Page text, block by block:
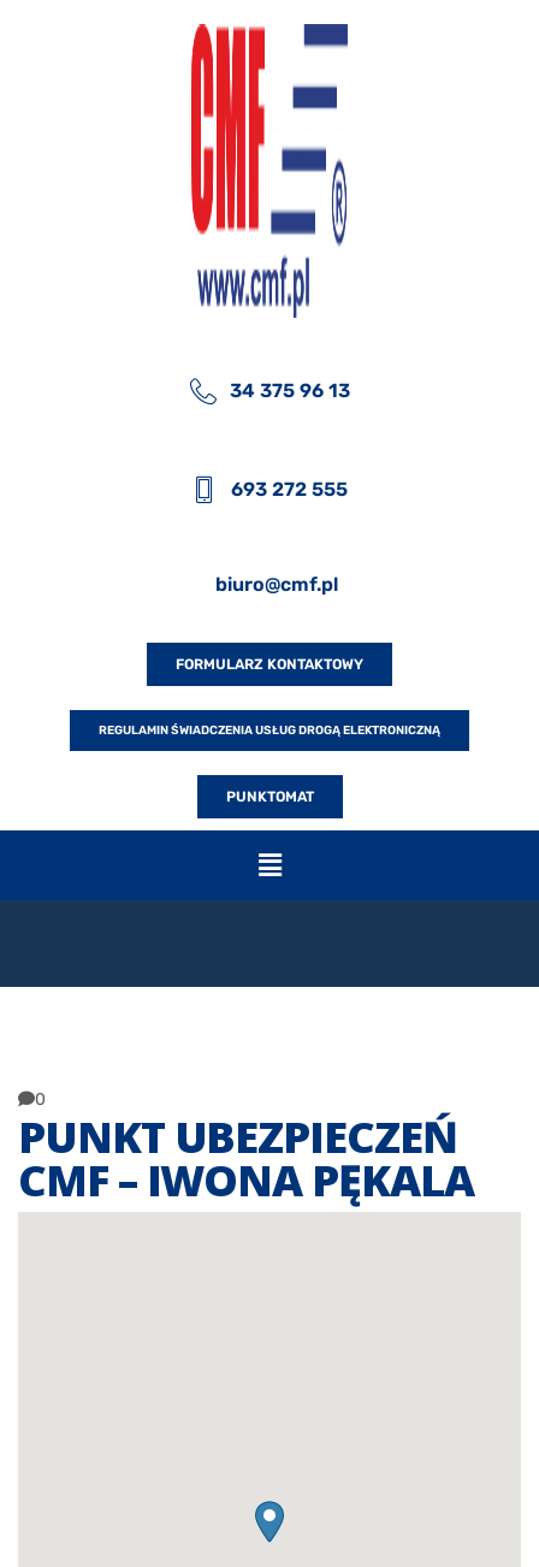
34 375 96 13
693 272 555
biuro@cmf.pl
FORMULARZ KONTAKTOWY
REGULAMIN ŚWIADCZENIA USŁUG DROGĄ ELEKTRONICZNĄ
PUNKTOMAT
0
PUNKT UBEZPIECZEŃ
CMF – IWONA PĘKALA